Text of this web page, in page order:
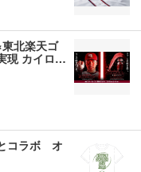
北楽天ゴ
現 カイロ…
コラボ オ